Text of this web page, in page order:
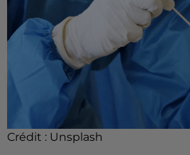
Crédit : Unsplash